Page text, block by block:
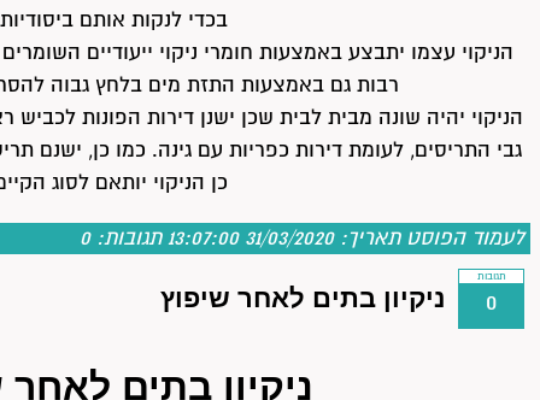
בכדי לנקות אותם
הניקוי עצמו יתבצע באמצעות חומרי ניקוי ייעודיים
רבות גם באמצעות התזת מים בלחץ גבוה
הניקוי יהיה שונה מבית לבית שכן ישנן דירות הפונות
גבי התריסים, לעומת דירות כפריות עם גינה. כמו כן, ישנם
כן הניקוי יותאם לסוג
לעמוד הפוסט תאריך: 31/03/2020 13:07:00 תגובות:0
תגובות
0 ניקיון בתים לאחר שיפוץ
ניקיון בתים לאחר